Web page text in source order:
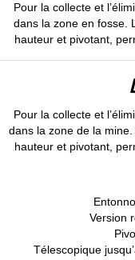
Pour la collecte et
dans la zone en fosse.
hauteur et pivotant,
Pour la collecte et
dans la zone de la
hauteur et pivotant,
Version
Télescopique